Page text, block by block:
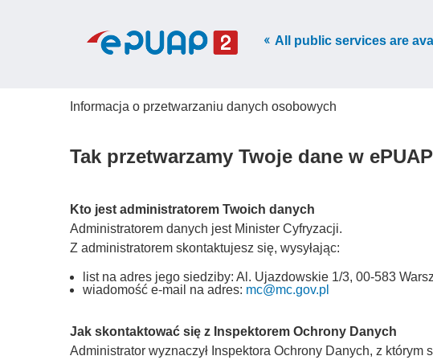
All public services are
Informacja o przetwarzaniu danych osobowych
Tak przetwarzamy Twoje dane w
Kto jest administratorem Twoich danych
Administratorem danych jest Minister Cyfryzacji.
Z administratorem skontaktujesz się, wysyłając:
list na adres jego siedziby: Al. Ujazdowskie 1/3, 00-583
wiadomość e-mail na adres: mc@mc.gov.pl
Jak skontaktować się z Inspektorem Ochrony Danych
Administrator wyznaczył Inspektora Ochrony Danych, z którym